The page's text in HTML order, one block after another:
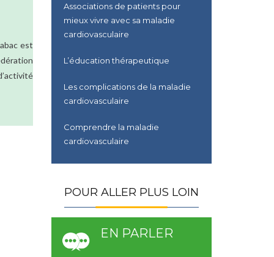
est
Associations de patients pour
mieux vivre avec sa maladie
cardiovasculaire
L’éducation thérapeutique
Les complications de la maladie
cardiovasculaire
Comprendre la maladie
cardiovasculaire
POUR ALLER PLUS LOIN
EN PARLER